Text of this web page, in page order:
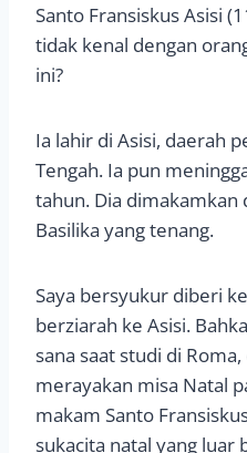
Santo Fransiskus Asisi
tidak kenal dengan
ini?
Ia lahir di Asisi, daerah
Tengah. Ia pun
tahun. Dia dimakamkan
Basilika yang tenang.
Saya bersyukur diberi
berziarah ke Asisi.
sana saat studi di
merayakan misa Natal
makam Santo
sukacita natal yang luar